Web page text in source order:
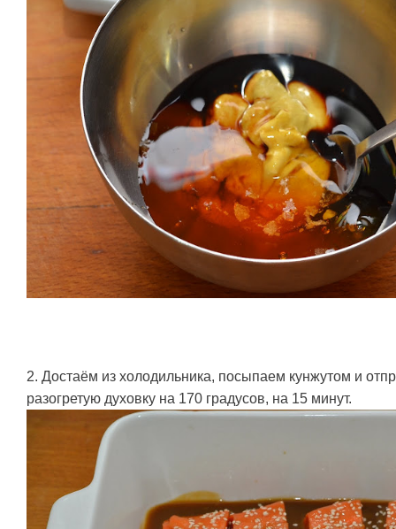
2. Достаём из холодильника, посыпаем кунжутом и
разогретую духовку на 170 градусов, на 15 минут.